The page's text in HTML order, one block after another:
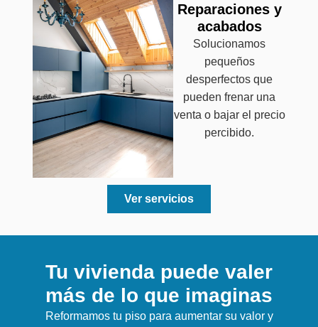
Reparaciones y
acabados
Solucionamos
pequeños
desperfectos que
pueden frenar una
venta o bajar el precio
percibido.
Ver servicios
Tu vivienda puede valer
más de lo que imaginas
Reformamos tu piso para aumentar su valor y